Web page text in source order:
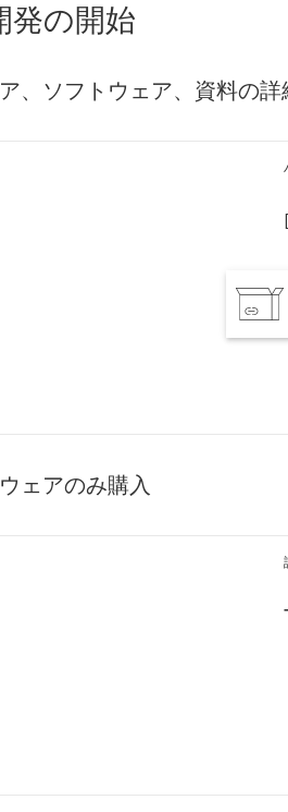
発の開始
、ソフトウェア、資料の詳
ェアのみ購入